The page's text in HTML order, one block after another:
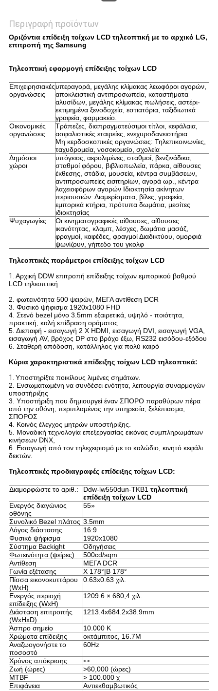
Περιγραφή προϊόντων
Οριζόντια επίδειξη τοίχων LCD τηλεοπτική με το αρχικό LG,
επιτροπή της Samsung
Τηλεοπτική εφαρμογή επίδειξης τοίχων LCD
Επιχειρησιακές
οργανώσεις
υπεραγορά, μεγάλης κλίμακας λεωφόροι αγορών,
αποκλειστική αντιπροσωπεία, καταστήματα
αλυσίδων, μεγάλης κλίμακας πωλήσεις, αστέρι-
εκτιμημένα ξενοδοχεία, εστιατόρια, ταξιδιωτικά
γραφεία, φαρμακείο.
Οικονομικές
οργανώσεις
Τράπεζες, διαπραγματεύσιμοι τίτλοι, κεφάλαια,
ασφαλιστικές εταιρείες, ενεχυροδανειστήρια
Μη κερδοσκοπικές οργανώσεις: Τηλεπικοινωνίες,
ταχυδρομεία, νοσοκομείο, σχολεία
Δημόσιοι
χώροι
υπόγειος, αερολιμένες, σταθμοί, βενζινάδικα,
σταθμοί φόρου, βιβλιοπωλεία, πάρκα, αίθουσες
έκθεσης, στάδια, μουσεία, κέντρα συμβάσεων,
αντιπροσωπείες εισιτηρίων, αγορά ωρ., κέντρα
λαχειοφόρων αγορών Ιδιοκτησία ακίνητων
περιουσιών: Διαμερίσματα, βίλες, γραφεία,
εμπορικά κτήρια, πρότυπα δωμάτια, μεσίτες
ιδιοκτησίας
Ψυχαγωγίες
Οι κινηματογραφικές αίθουσες, αίθουσες
ικανότητας, κλαμπ, λέσχες, δωμάτια μασάζ,
φραγμοί, καφέδες, φραγμοί Διαδικτύου, ομορφιά
ψωνίζουν, γήπεδο του γκολφ
Τηλεοπτικές παράμετροι επίδειξης τοίχων LCD
1. Αρχική DDW επιτροπή επίδειξης τοίχων εμπορικού βαθμού
LCD τηλεοπτική
2. φωτεινότητα 500 ψειρών, ΜΕΓΑ αντίθεση DCR
3. Φυσικό ψήφισμα 1920x1080 FHD
4. Στενό bezel μόνο 3.5mm εξαιρετικά, υψηλό - ποιότητα,
πρακτική, καλή επίδραση οράματος.
5. Διεπαφή - εισαγωγή 2 Χ HDMI, εισαγωγή DVI, εισαγωγή VGA,
εισαγωγή AV, βρόχος DP στο βρόχο έξω, RS232 εισόδου-εξόδου
6. Σταθερή απόδοση, κατάλληλος για πολύ καιρό
Κύρια χαρακτηριστικά επίδειξης τοίχων LCD τηλεοπτικά:
1. Υποστηρίξτε ποικίλους λιμένες σημάτων.
2. Ενσωματωμένη να συνδέσει ενότητα, λειτουργία συναρμογών
υποστήριξης
3. Υποστήριξη που δημιουργεί έναν ΣΠΟΡΟ παραθύρων πέρα
από την οθόνη, περιπλαμένος την υπηρεσία, ξελέπιασμα,
ΣΠΟΡΟΣ
4. Κοινός έλεγχος μητρών υποστήριξης.
5. Μοναδική τεχνολογία επεξεργασίας εικόνας συμπληρωμάτων
κινήσεων DNX,
6. Εισαγωγή από τον τηλεχειρισμό με το καλώδιο, κινητό κεφάλι
δεκτών.
Τηλεοπτικές προδιαγραφές επίδειξης τοίχων LCD:
Διαμορφώστε το αριθ.: Ddw-lw550dun-TKB1 τηλεοπτική
επίδειξη τοίχων LCD
Ενεργός διαγώνιος
οθόνης
55»
Συνολικό Bezel πλάτος 3.5mm
Λόγος διάστασης
16:9
Φυσικό ψήφισμα
1920x1080
Σύστημα Backight
Οδηγήσεις
Φωτεινότητα (ψείρες)
500cd/sqm
Αντίθεση
ΜΕΓΑ DCR
Γωνία εξέτασης
Χ 178°|Β 178°
Πίσσα εικονοκυττάρου
(WxH)
0.63x0.63 χιλ.
Ενεργός περιοχή
επίδειξης (WxH)
1209.6 × 680,4 χιλ.
Διάσταση επιτροπής
(WxHxD)
1213.4x684.2x38.9mm
Άσπρο σημείο
10.000 Κ
Χρώματα επίδειξης
οκτάμπιτος, 16.7M
Αναζωογονήστε το
ποσοστό
60Hz
Χρόνος απόκρισης <>
Ζωή (ώρες)
>60,000 (ώρες)
MTBF
> 100.000 χ
Επιφάνεια
Αντιεκθαμβωτικός